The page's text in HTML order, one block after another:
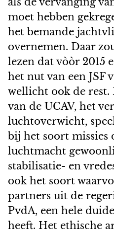
moet hebben
het bemande
overnemen. Daar
lezen dat vòòr 2015
het nut van een JSF
wellicht ook de rest.
van de UCAV, het
luchtoverwicht,
bij het soort missies
luchtmacht
stabilisatie- en
ook het soort
partners uit de
PvdA, een hele
heeft. Het ethische